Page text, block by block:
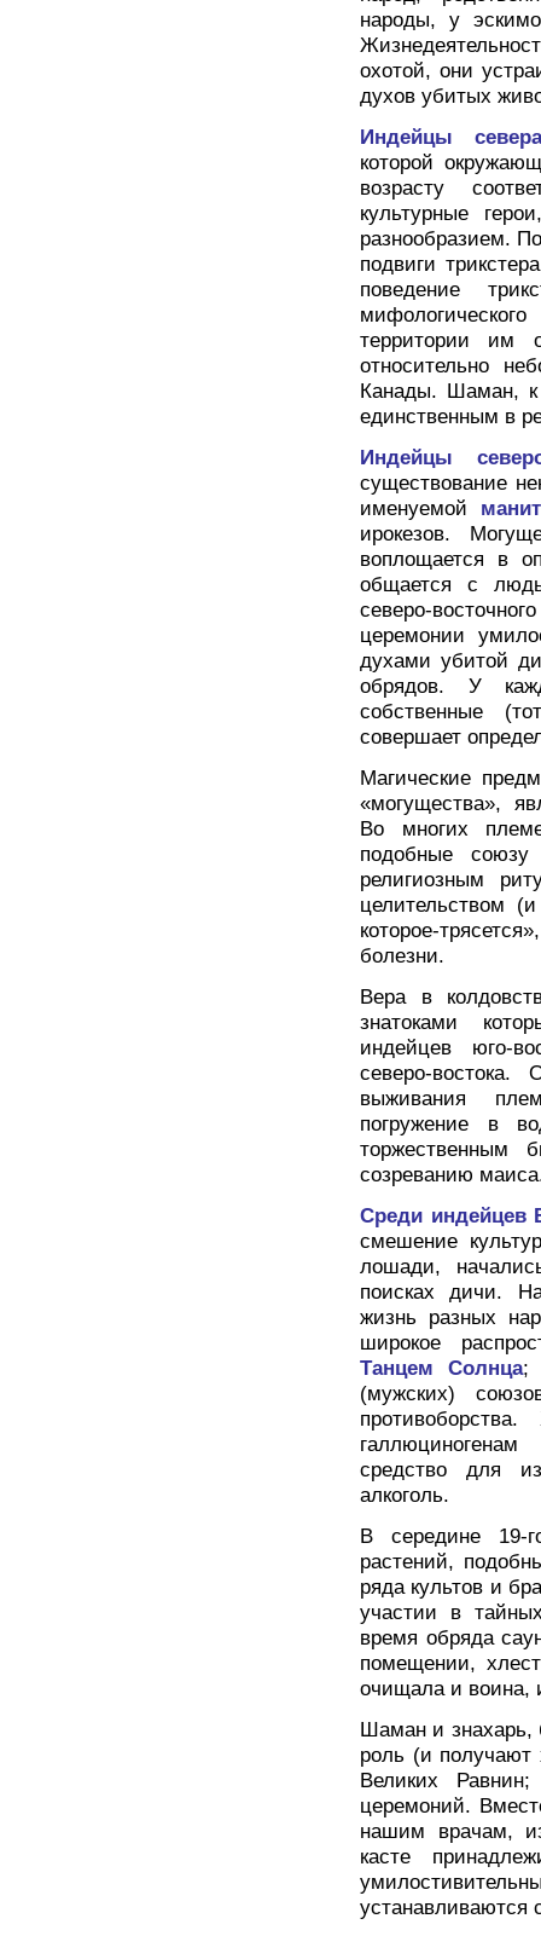
народы, у
охотой, они
духов убитых
Индейцы севера
которой
возрасту
культурные
разнообразием.
подвиги
поведение
территории им
относительно
Канады. Шаман, к
единственным в
Индейцы
существование
именуемой
ирокезов.
воплощается в
общается с
северо-
церемонии
духами убитой
обрядов. У
собственные
совершает
Магические
«могущества»,
Во многих
подобные
религиозным
целительством
которое-
болезни.
Вера в
знатоками
индейцев юго-
северо-
выживания
погружение в
торжественным
созреванию
Среди индейцев
смешение
лошади,
поисках дичи.
жизнь разных
широкое
Танцем Солнца;
(мужских)
средство для
алкоголь.
В середине 19-
растений,
ряда культов и
участии в
время обряда
помещении,
очищала и воина,
Шаман и
роль (и получают
Великих
церемоний.
нашим врачам,
касте
устанавливаются